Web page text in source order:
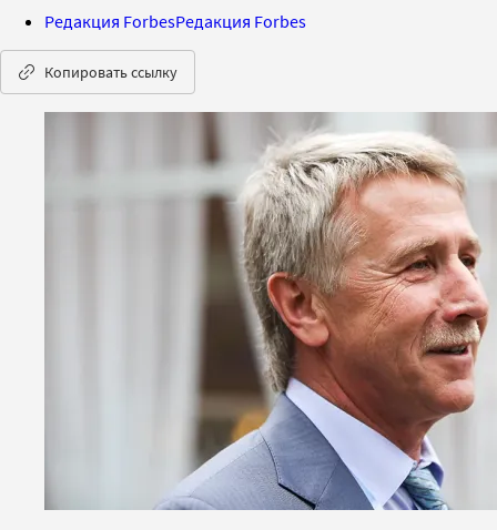
Редакция ForbesРедакция Forbes
Копировать ссылку